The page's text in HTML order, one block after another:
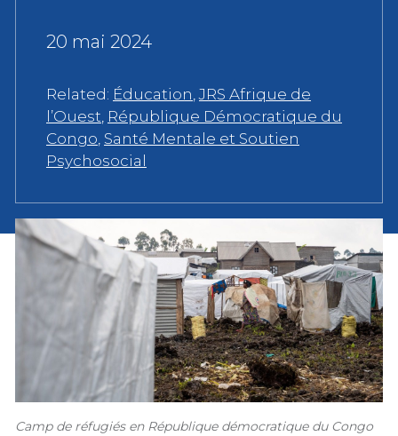
20 mai 2024
Related: Éducation,JRS Afrique de
l’Ouest, République Démocratique du
Congo, Santé Mentale et Soutien
Psychosocial
Camp de réfugiés en République démocratique du Congo